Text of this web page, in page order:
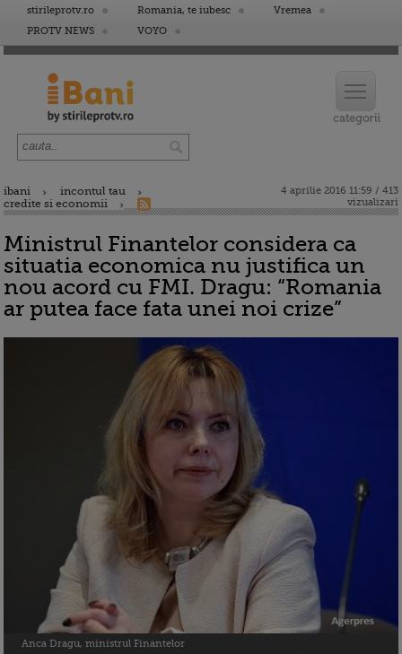
stirileprotv.ro Romania, te iubesc
Vremea
PROTV NEWS
VOYO
ibani
incontul tau
credite si economii
4 aprilie 2016 11:59 / 413
vizualizari
Ministrul Finantelor considera ca
situatia economica nu justifica un
nou acord cu FMI. Dragu: “Romania
ar putea face fata unei noi crize”
Anca Dragu, ministrul Finantelor